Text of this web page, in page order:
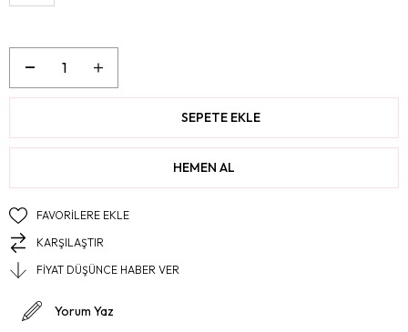
FAVORILERE EKLE
KARŞILAŞTIR
FIYAT DÜŞÜNCE HABER VER
Yorum Yaz